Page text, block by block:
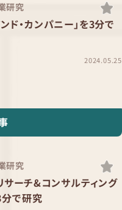
研究
ンド・カンパニー」を3分で
2024.05.25
研究
サーチ&コンサルティング
分で研究